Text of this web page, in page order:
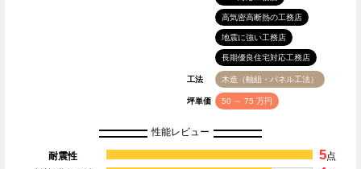
高気密高断熱の工務店
地震に強い工務店
長期優良住宅対応工務店
工法 木造（軸組・パネル工法）
坪単価 50 ～ 75 万円
性能レビュー
耐震性 5点